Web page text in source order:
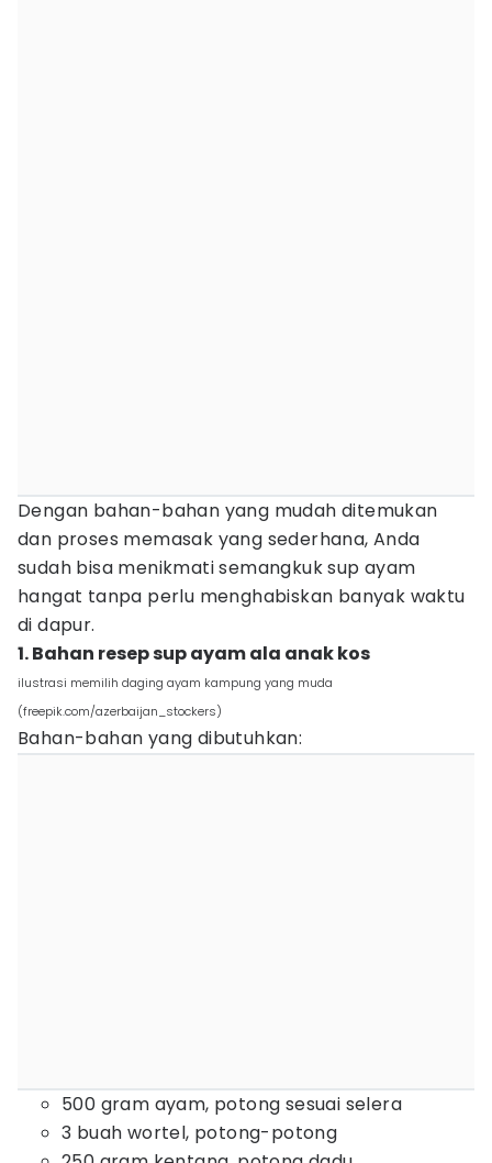
Dengan bahan-bahan yang mudah ditemukan
dan proses memasak yang sederhana, Anda
sudah bisa menikmati semangkuk sup ayam
hangat tanpa perlu menghabiskan banyak waktu
di dapur.
1. Bahan resep sup ayam ala anak kos
ilustrasi memilih daging ayam kampung yang muda
(freepik.com/azerbaijan_stockers)
Bahan-bahan yang dibutuhkan:
500 gram ayam, potong sesuai selera
3 buah wortel, potong-potong